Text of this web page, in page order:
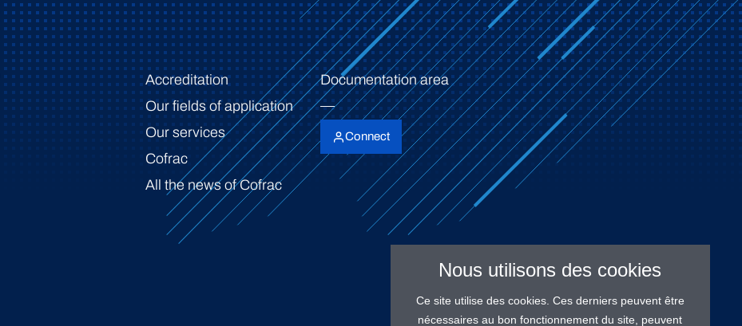
Accreditation
Our fields of application
Our services
Cofrac
All the news of Cofrac
Documentation area
Connect
Nous utilisons des cookies
Ce site utilise des cookies. Ces derniers peuvent être
nécessaires au bon fonctionnement du site, peuvent